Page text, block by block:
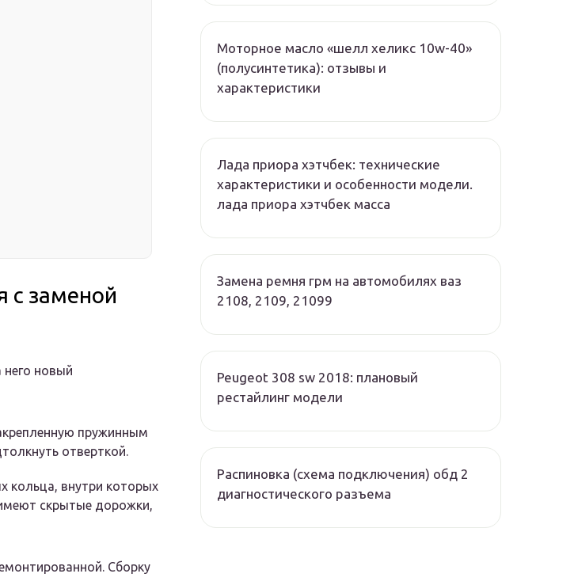
с заменой
него новый
пружинным
отверткой.
кольца, внутри которых
скрытые дорожки,
Сборку
Моторное масло «шелл хеликс 10w-40»
(полусинтетика): отзывы и
характеристики
Лада приора хэтчбек: технические
характеристики и особенности модели.
лада приора хэтчбек масса
Замена ремня грм на автомобилях ваз
2108, 2109, 21099
Peugeot 308 sw 2018: плановый
рестайлинг модели
Распиновка (схема подключения) обд 2
диагностического разъема